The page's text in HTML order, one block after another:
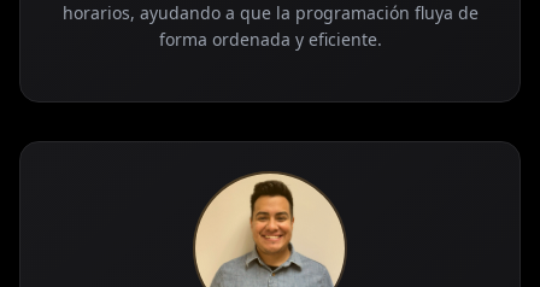
horarios, ayudando a que la programación fluya de
forma ordenada y eficiente.